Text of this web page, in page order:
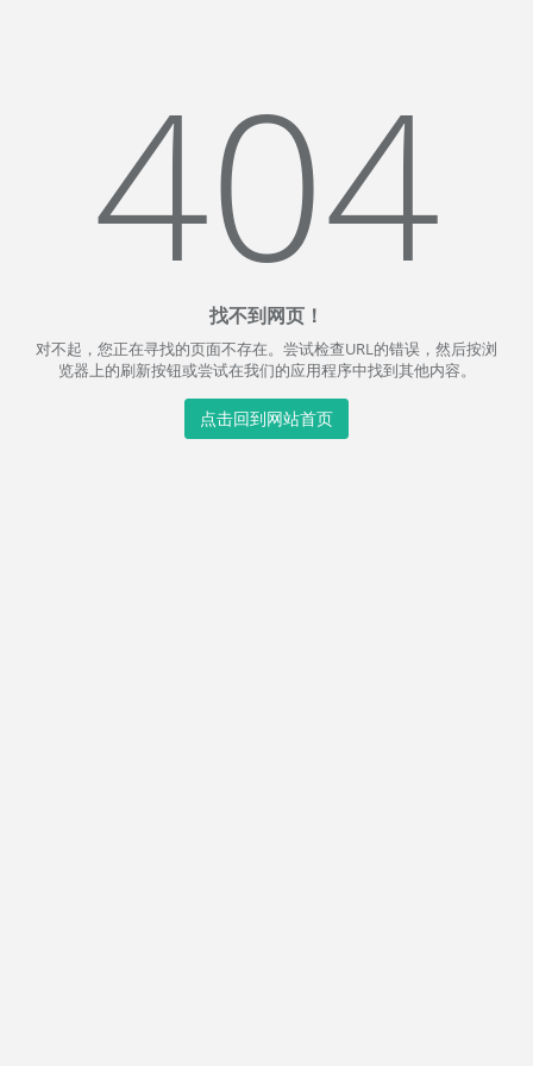
404
找不到网页！
对不起，您正在寻找的页面不存在。尝试检查URL的错误，然后按浏
览器上的刷新按钮或尝试在我们的应用程序中找到其他内容。
点击回到网站首页